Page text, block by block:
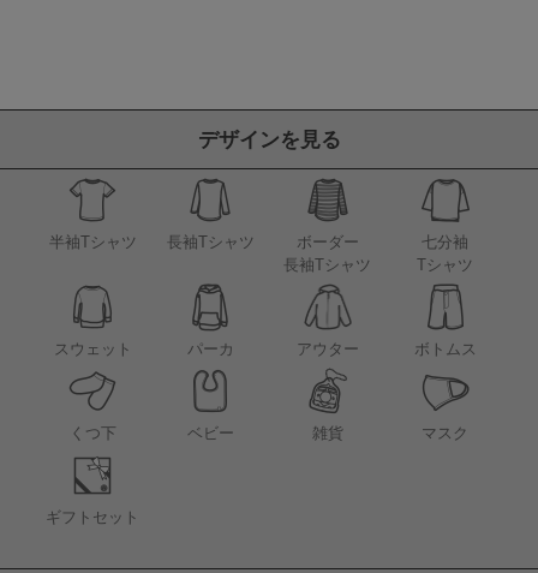
デザインを見る
半袖Tシャツ 長袖Tシャツ
ボーダー
長袖Tシャツ
七分袖
Tシャツ
スウェット パーカ アウター ボトムス
くつ下 ベビー 雑貨 マスク
ギフトセット